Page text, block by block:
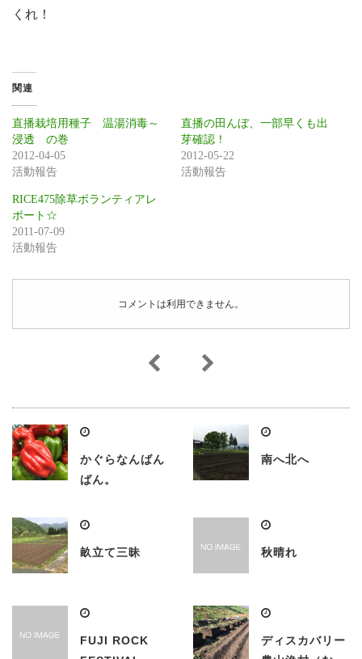
くれ！
関連
直播栽培用種子 温湯消毒～
浸透 の巻
2012-04-05
活動報告
直播の田んぼ、一部早くも出
芽確認！
2012-05-22
活動報告
RICE475除草ボランティアレ
ポート☆
2011-07-09
活動報告
コメントは利用できません。
かぐらなんばん
ばん。
南へ北へ
畝立て三昧 秋晴れ
FUJI ROCK
ディスカバリー